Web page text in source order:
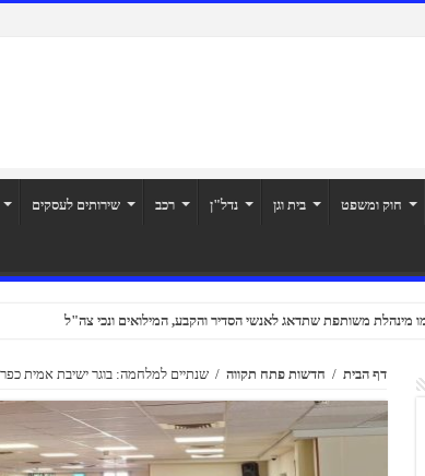
חוק ומשפט בית וגן נדל"ן רכב שירותים לעסקים
מינהלת משותפת שתדאג לאנשי הסדיר והקבע, המילואים ונכי צה"ל
דף הבית / חדשות פתח תקווה / שנתיים למלחמה: בוגר ישיבת אמית